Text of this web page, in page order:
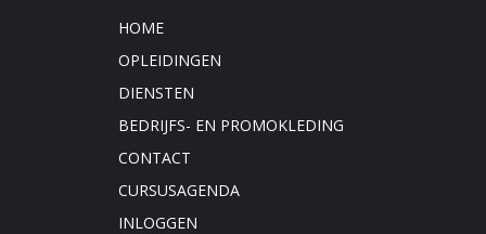
HOME
OPLEIDINGEN
DIENSTEN
BEDRIJFS- EN PROMOKLEDING
CONTACT
CURSUSAGENDA
INLOGGEN